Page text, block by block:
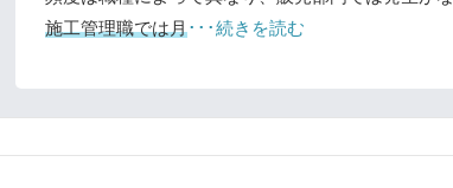
施工管理職では月･･･続きを読む